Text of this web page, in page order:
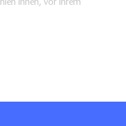
Ihnen, vor Ihrem